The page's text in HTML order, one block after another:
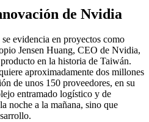
de Nvidia
evidencia en proyectos como
Jensen Huang, CEO de Nvidia,
en la historia de Taiwán.
aproximadamente dos millones
de unos 150 proveedores, en su
entramado logístico y de
noche a la mañana, sino que